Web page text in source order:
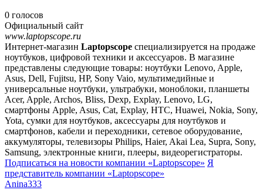
0 голосов
Официальный сайт
www.laptopscope.ru
Интернет-магазин Laptopscope специализируется на продаже
ноутбуков, цифровой техники и аксессуаров. В магазине
представлены следующие товары: ноутбуки Lenovo, Apple,
Asus, Dell, Fujitsu, HP, Sony Vaio, мультимедийные и
универсальные ноутбуки, ультрабуки, моноблоки, планшеты
Acer, Apple, Archos, Bliss, Dexp, Explay, Lenovo, LG,
смартфоны Apple, Asus, Cat, Explay, HTC, Huawei, Nokia, Sony,
Yota, сумки для ноутбуков, аксессуары для ноутбуков и
смартфонов, кабели и переходники, сетевое оборудование,
аккумуляторы, телевизоры Philips, Haier, Akai Lea, Supra, Sony,
Samsung, электронные книги, плееры, видеорегистраторы.
Подписаться на новости компании «Laptopscope» Я
представитель компании «Laptopscope»
Anina333